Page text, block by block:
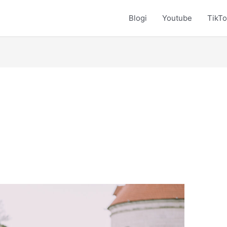
Blogi Youtube